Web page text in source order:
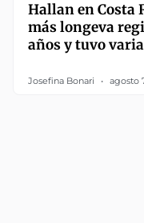
Hallan en Costa
más longeva
años y tuvo
Josefina Bonari agosto